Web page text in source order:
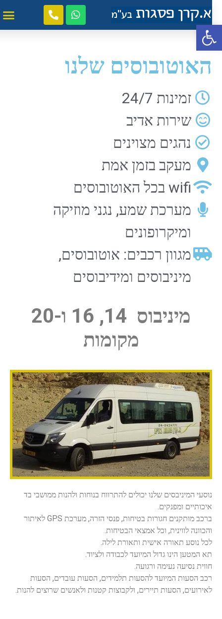
פתח סרגל נגישות
האוטובוסים שלנו
זמינות 24/7
שירות אדיב
נהגים מצוינים
מעקב בזמן אמת
wifi בכל האוטובוסים
מערכת שמע, נגני מוזיקה
ומיקרופונים
מגוון רכבים: אוטובוסים,
מיניבוסים ומידיבוסים
מיניבוס 14, 16 ו-20
מקומות
נוסעי המיניבסים שלנו יכולים להתרווח בנוחות ולהנות ממושבי בד
איכותיים ומפנקים.
ברכב מותקנים חגורות בטיחות, פנסי הזרה, מערכת GPS לאיתור
והכוונה לווינית, וכל אמצאי הבטיחות.
לכל נוסע תאורה אישית ותאורת לילה.
תא המטען הינו גדול המיועד לכבודה ולציוד.
חווית נסיעה נעימה ורגועה.
רכב הסעות המיועד להסעות תלמידים, הסעות עובדים, הסעות
לאירועים, הסעות תיירים, ולקבוצות קטנות ולאנשים שרוצים להנות.